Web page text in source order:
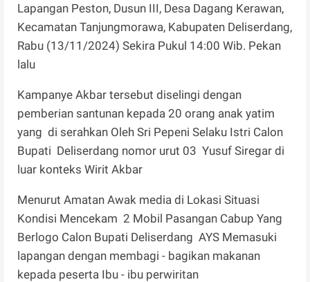
Lapangan Peston, Dusun III, Desa Dagang Kerawan,
Kecamatan Tanjungmorawa, Kabupaten Deliserdang,
Rabu (13/11/2024) Sekira Pukul 14:00 Wib. Pekan
lalu
Kampanye Akbar tersebut diselingi dengan
pemberian santunan kepada 20 orang anak yatim
yang di serahkan Oleh Sri Pepeni Selaku Istri Calon
Bupati Deliserdang nomor urut 03 Yusuf Siregar di
luar konteks Wirit Akbar
Menurut Amatan Awak media di Lokasi Situasi
Kondisi Mencekam 2 Mobil Pasangan Cabup Yang
Berlogo Calon Bupati Deliserdang AYS Memasuki
lapangan dengan membagi - bagikan makanan
kepada peserta Ibu - ibu perwiritan